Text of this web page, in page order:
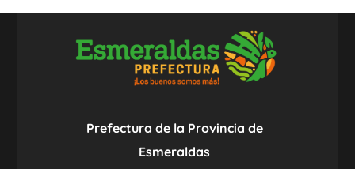
Prefectura de la Provincia de
Esmeraldas